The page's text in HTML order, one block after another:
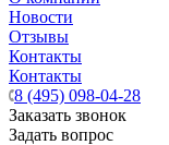
Новости
Отзывы
Контакты
Контакты
8 (495) 098-04-28
Заказать звонок
Задать вопрос